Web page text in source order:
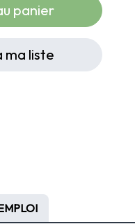
panier
ma liste